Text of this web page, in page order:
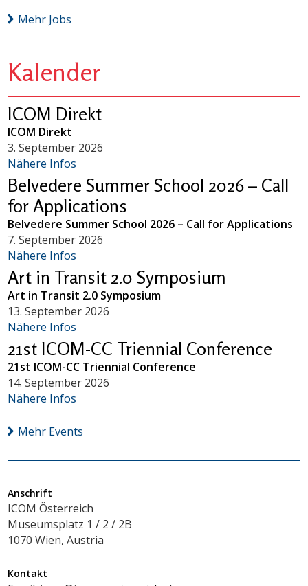
Mehr Jobs
Kalender
ICOM Direkt
ICOM Direkt
3. September 2026
Nähere Infos
Belvedere Summer School 2026 – Call
for Applications
Belvedere Summer School 2026 – Call for Applications
7. September 2026
Nähere Infos
Art in Transit 2.0 Symposium
Art in Transit 2.0 Symposium
13. September 2026
Nähere Infos
21st ICOM-CC Triennial Conference
21st ICOM-CC Triennial Conference
14. September 2026
Nähere Infos
Mehr Events
Anschrift
ICOM Österreich
Museumsplatz 1 / 2 / 2B
1070 Wien, Austria
Kontakt